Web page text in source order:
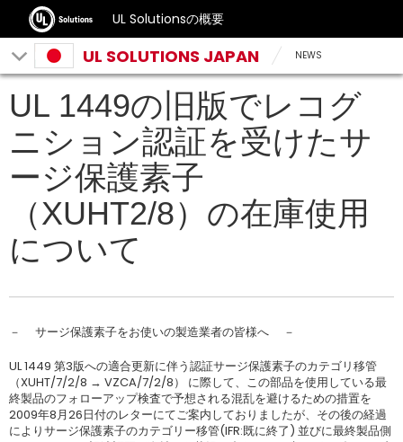
UL Solutionsの概要
UL SOLUTIONS JAPAN NEWS
UL 1449の旧版でレコグ
ニション認証を受けたサ
ージ保護素子
（XUHT2/8）の在庫使用
について
－ サージ保護素子をお使いの製造業者の皆様へ －
UL 1449 第3版への適合更新に伴う認証サージ保護素子のカテゴリ移管
（XUHT/7/2/8 → VZCA/7/2/8） に際して、この部品を使用している最
終製品のフォローアップ検査で予想される混乱を避けるための措置を
2009年8月26日付のレターにてご案内しておりましたが、その後の経過
によりサージ保護素子のカテゴリー移管(IFR:既に終了) 並びに最終製品側